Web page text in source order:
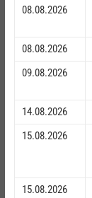
08.08.2026
08.08.2026
09.08.2026
14.08.2026
15.08.2026
15.08.2026